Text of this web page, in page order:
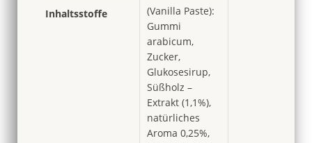
Inhaltsstoffe
(Vanilla Paste):
Gummi
arabicum,
Zucker,
Glukosesirup,
Süßholz –
Extrakt (1,1%),
natürliches
Aroma 0,25%,